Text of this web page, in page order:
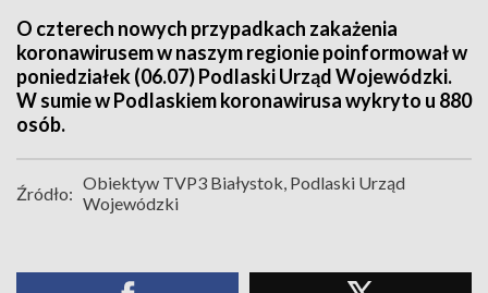
O czterech nowych przypadkach zakażenia
koronawirusem w naszym regionie poinformował w
poniedziałek (06.07) Podlaski Urząd Wojewódzki.
W sumie w Podlaskiem koronawirusa wykryto u 880
osób.
Źródło: Obiektyw TVP3 Białystok, Podlaski Urząd
Wojewódzki